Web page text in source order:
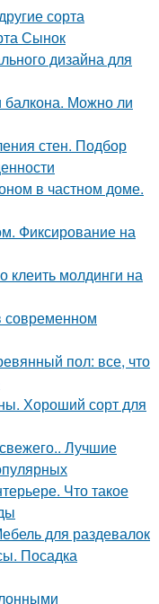
сорта
Сынок
дизайна для
балкона. Можно ли
стен. Подбор
в частном доме.
Фиксирование на
клеить молдинги на
современном
пол: все, что
Хороший сорт для
Лучшие
Что такое
для раздевалок
Посадка